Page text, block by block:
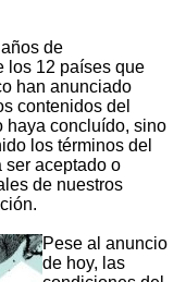
de
los 12 países que
han anunciado
contenidos del
haya concluído, sino
los términos del
ser aceptado o
de nuestros
Pese al anuncio
de hoy, las